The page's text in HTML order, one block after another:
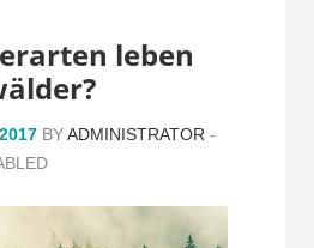
leben
BYADMINISTRATOR -